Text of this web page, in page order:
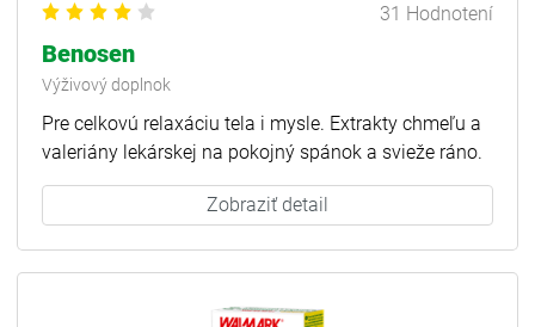
31 Hodnotení
Benosen
Výživový doplnok
Pre celkovú relaxáciu tela i mysle. Extrakty chmeľu a
valeriány lekárskej na pokojný spánok a svieže ráno.
Zobraziť detail